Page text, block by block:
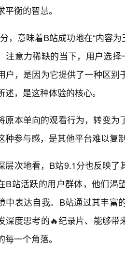
平衡的智慧。
，意味着B站成功地在“内容
注意力稀缺的当下，用户选
户，是因为它提供了一种区
述，是这种体验的核心。
原本单向的观看行为，转变
种参与感，是其他平台难以复
层次地看，B站9.1分也反映
B站活跃的用户群体，他们渴
中表达自我。B站通过其丰富
深度思考的🔥纪录片、能够
每一个角落。